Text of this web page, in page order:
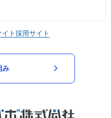
ト採用サイト
み